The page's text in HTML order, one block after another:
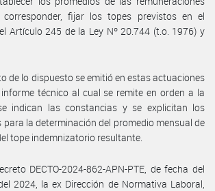
fijar los topes previstos en el
Artículo 245 de la Ley Nº 20.744 (t.o. 1976) y
de lo dispuesto se emitió en estas actuaciones
técnico al cual se remite en orden a la
indican las constancias y se explicitan los
la determinación del promedio mensual de
tope indemnizatorio resultante.
DECTO-2024-862-APN-PTE, de fecha del
2024, la ex Dirección de Normativa Laboral,